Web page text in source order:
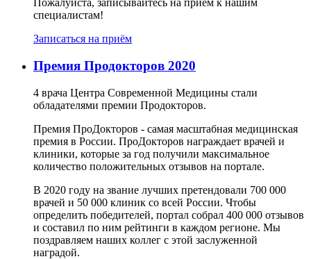
Пожалуйста, записывайтесь на прием к нашим
специалистам!
Записаться на приём
Премия Продокторов 2020
4 врача Центра Современной Медицины стали
обладателями премии Продокторов.
Премия ПроДокторов - самая масштабная медицинская
премия в России. ПроДокторов награждает врачей и
клиники, которые за год получили максимальное
количество положительных отзывов на портале.
В 2020 году на звание лучших претендовали 700 000
врачей и 50 000 клиник со всей России. Чтобы
определить победителей, портал собрал 400 000 отзывов
и составил по ним рейтинги в каждом регионе. Мы
поздравляем наших коллег с этой заслуженной
наградой.